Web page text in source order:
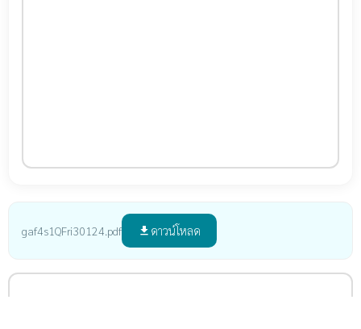
gaf4s1QFri30124.pdf file_download ดาวน์โหลด